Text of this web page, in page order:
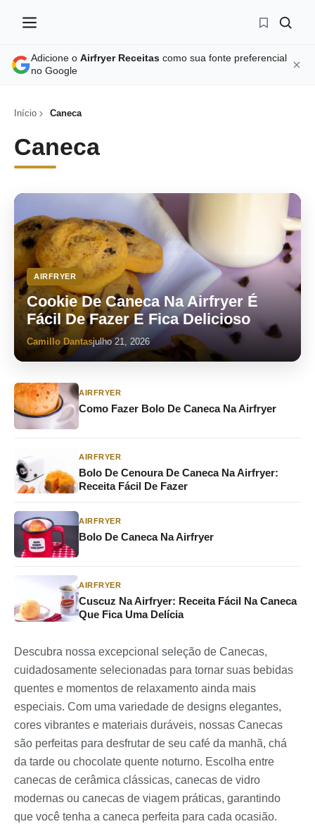
Adicione o Airfryer Receitas como sua fonte preferencial
no Google
Início Caneca
Caneca
AIRFRYER
Cookie De Caneca Na Airfryer É
Fácil De Fazer E Fica Delicioso
Camillo Dantasjulho 21, 2026
AIRFRYER
Como Fazer Bolo De Caneca Na Airfryer
AIRFRYER
Bolo De Cenoura De Caneca Na Airfryer:
Receita Fácil De Fazer
AIRFRYER
Bolo De Caneca Na Airfryer
AIRFRYER
Cuscuz Na Airfryer: Receita Fácil Na Caneca
Que Fica Uma Delícia
Descubra nossa excepcional seleção de Canecas,
cuidadosamente selecionadas para tornar suas bebidas
quentes e momentos de relaxamento ainda mais
especiais. Com uma variedade de designs elegantes,
cores vibrantes e materiais duráveis, nossas Canecas
são perfeitas para desfrutar de seu café da manhã, chá
da tarde ou chocolate quente noturno. Escolha entre
canecas de cerâmica clássicas, canecas de vidro
modernas ou canecas de viagem práticas, garantindo
que você tenha a caneca perfeita para cada ocasião.